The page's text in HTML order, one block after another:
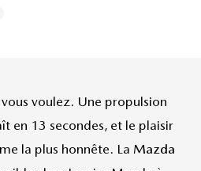
voulez. Une propulsion
en 13 secondes, et le plaisir
la plus honnête. La Mazda